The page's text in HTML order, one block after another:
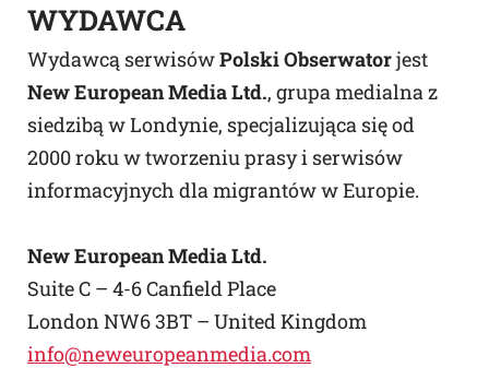
WYDAWCA
Wydawcą serwisówPolski Obserwatorjest
New European Media Ltd., grupa medialna z
siedzibą w Londynie, specjalizująca się od
2000 roku w tworzeniu prasy i serwisów
informacyjnych dla migrantów w Europie.
New European Media Ltd.
Suite C – 4-6 Canfield Place
London NW6 3BT – United Kingdom
info@neweuropeanmedia.com